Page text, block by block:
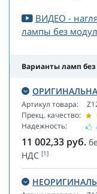
ВИДЕО -
лампы без
Варианты ламп
Артикул товара:
Прекц. качество:
Надежность:
11 002,33 руб.
НДС [1]